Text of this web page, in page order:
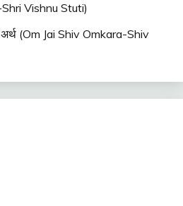
Vishnu Stuti)
अर्थ (Om Jai Shiv Omkara-Shiv